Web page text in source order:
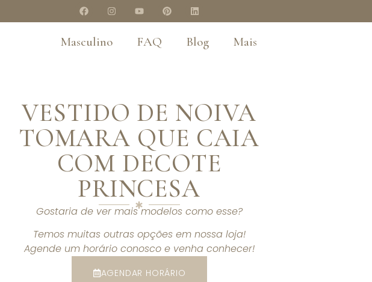
Masculino FAQ Blog Mais
VESTIDO DE NOIVA
TOMARA QUE CAIA
COM DECOTE
PRINCESA
Gostaria de ver mais modelos como esse?
Temos muitas outras opções em nossa loja!
Agende um horário conosco e venha conhecer!
AGENDAR HORÁRIO